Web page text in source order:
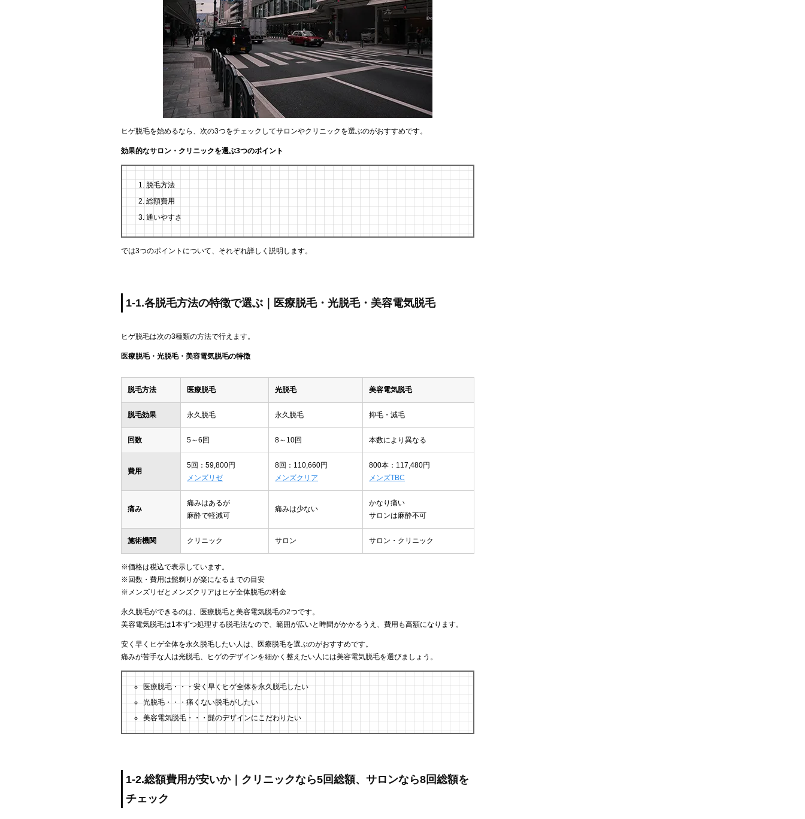
ヒゲ脱毛を始めるなら、次の3つをチェックしてサロンやクリニックを選ぶのがおすすめです。
効果的なサロン・クリニックを選ぶ3つのポイント
脱毛方法
総額費用
通いやすさ
では3つのポイントについて、それぞれ詳しく説明します。
1-1.各脱毛方法の特徴で選ぶ｜医療脱毛・光脱毛・美容電気脱毛
ヒゲ脱毛は次の3種類の方法で行えます。
医療脱毛・光脱毛・美容電気脱毛の特徴
脱毛方法 医療脱毛 光脱毛 美容電気脱毛
脱毛効果 永久脱毛 永久脱毛 抑毛・減毛
回数 5～6回 8～10回 本数により異なる
費用
5回：59,800円
メンズリゼ
8回：110,660円
メンズクリア
800本：117,480円
メンズTBC
痛み
痛みはあるが
麻酔で軽減可
痛みは少ない
かなり痛い
サロンは麻酔不可
施術機関 クリニック サロン サロン・クリニック
※価格は税込で表示しています。
※回数・費用は髭剃りが楽になるまでの目安
※メンズリゼとメンズクリアはヒゲ全体脱毛の料金
永久脱毛ができるのは、医療脱毛と美容電気脱毛の2つです。
美容電気脱毛は1本ずつ処理する脱毛法なので、範囲が広いと時間がかかるうえ、費用も高額になります。
安く早くヒゲ全体を永久脱毛したい人は、医療脱毛を選ぶのがおすすめです。
痛みが苦手な人は光脱毛、ヒゲのデザインを細かく整えたい人には美容電気脱毛を選びましょう。
医療脱毛・・・安く早くヒゲ全体を永久脱毛したい
光脱毛・・・痛くない脱毛がしたい
美容電気脱毛・・・髭のデザインにこだわりたい
1-2.総額費用が安いか｜クリニックなら5回総額、サロンなら8回総額を
チェック